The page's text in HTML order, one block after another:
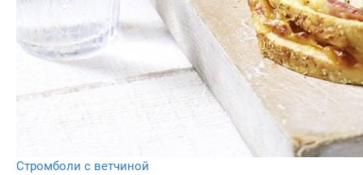
Стромболи с ветчиной